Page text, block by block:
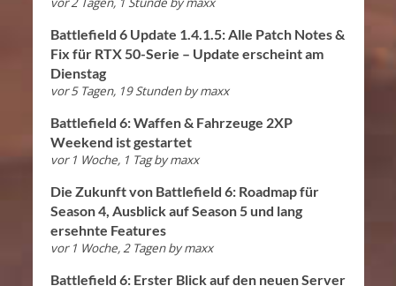
Battlefield 6 Update 1.4.1.5: Alle Patch Notes &
Fix für RTX 50-Serie – Update erscheint am
Dienstag
vor 5 Tagen, 19 Stunden bymaxx
Battlefield 6: Waffen & Fahrzeuge 2XP
Weekend ist gestartet
vor 1 Woche, 1 Tag bymaxx
Die Zukunft von Battlefield 6: Roadmap für
Season 4, Ausblick auf Season 5 und lang
ersehnte Features
vor 1 Woche, 2 Tagen bymaxx
Battlefield 6: Erster Blick auf den neuen Server